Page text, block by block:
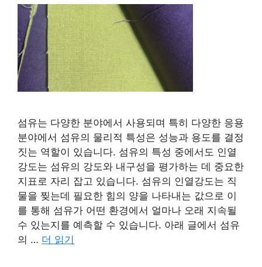
섬유는 다양한 분야에서 사용되며 특히 다양한 응용
분야에서 섬유의 물리적 특성은 성능과 용도를 결정
짓는 역할이 있습니다. 섬유의 특성 중에서도 인열
강도는 섬유의 강도와 내구성을 평가하는 데 중요한
지표로 자리 잡고 있습니다. 섬유의 인열강도는 직
물을 찢는데 필요한 힘의 양을 나타내는 값으로 이
를 통해 섬유가 어떤 환경에서 얼마나 오래 지속될
수 있는지를 예측할 수 있습니다. 아래 글에서 섬유
의 … 더 읽기